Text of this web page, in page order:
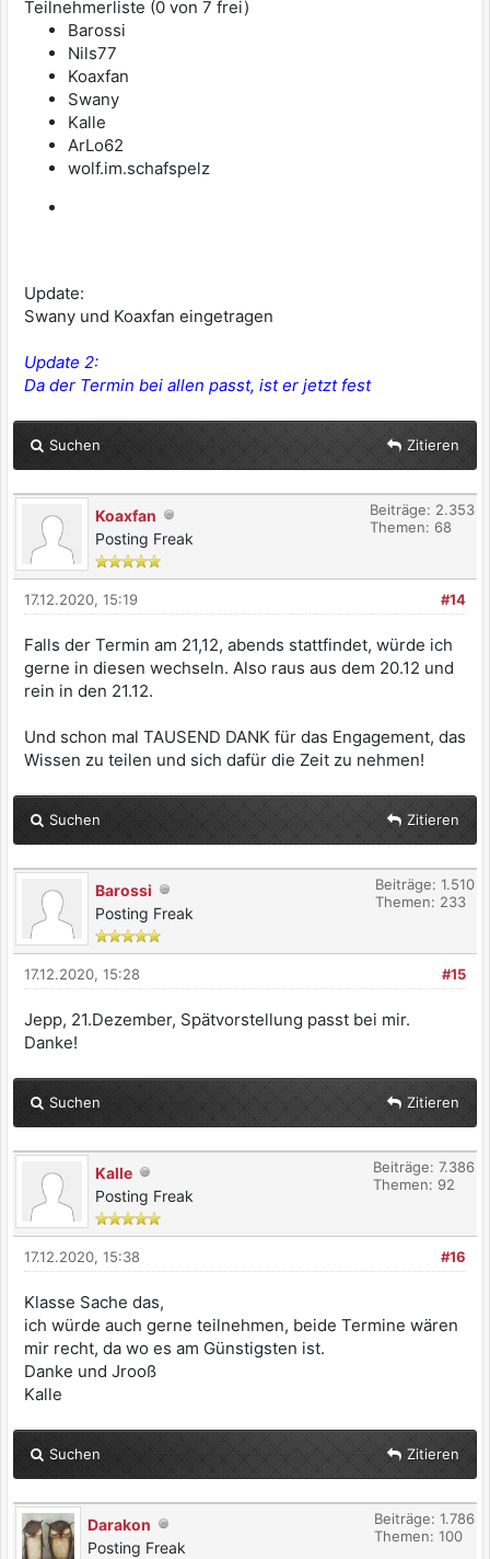
Teilnehmerliste (0 von 7 frei)
Barossi
Nils77
Koaxfan
Swany
Kalle
ArLo62
wolf.im.schafspelz
Update:
Swany und Koaxfan eingetragen
Update 2:
Da der Termin bei allen passt, ist er jetzt fest
Suchen Zitieren
Koaxfan
Posting Freak
Beiträge: 2.353
Themen: 68
#14
17.12.2020, 15:19
Falls der Termin am 21,12, abends stattfindet, würde ich
gerne in diesen wechseln. Also raus aus dem 20.12 und
rein in den 21.12.
Und schon mal TAUSEND DANK für das Engagement, das
Wissen zu teilen und sich dafür die Zeit zu nehmen!
Suchen Zitieren
Barossi
Posting Freak
Beiträge: 1.510
Themen: 233
#15
17.12.2020, 15:28
Jepp, 21.Dezember, Spätvorstellung passt bei mir.
Danke!
Suchen Zitieren
Kalle
Posting Freak
Beiträge: 7.386
Themen: 92
#16
17.12.2020, 15:38
Klasse Sache das,
ich würde auch gerne teilnehmen, beide Termine wären
mir recht, da wo es am Günstigsten ist.
Danke und Jrooß
Kalle
Suchen Zitieren
Darakon
Posting Freak
Beiträge: 1.786
Themen: 100